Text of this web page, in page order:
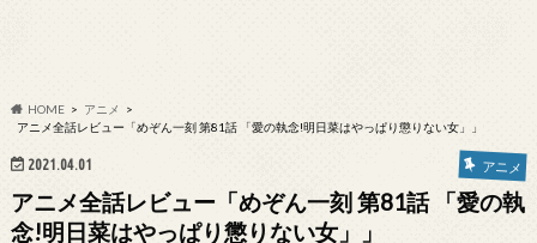
HOME
アニメ
アニメ全話レビュー「めぞん一刻 第81話 「愛の執念!明日菜はやっぱり懲りない女」」
2021.04.01 アニメ
アニメ全話レビュー「めぞん一刻 第81話 「愛の執
念!明日菜はやっぱり懲りない女」」